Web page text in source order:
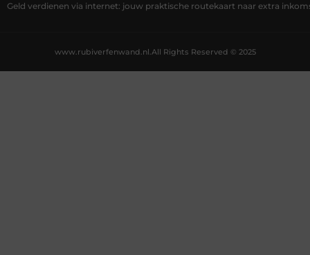
Geld verdienen via internet: jouw praktische routekaart naar extra
All Rights Reserved © 2025
www.rubiverfenwand.nl.